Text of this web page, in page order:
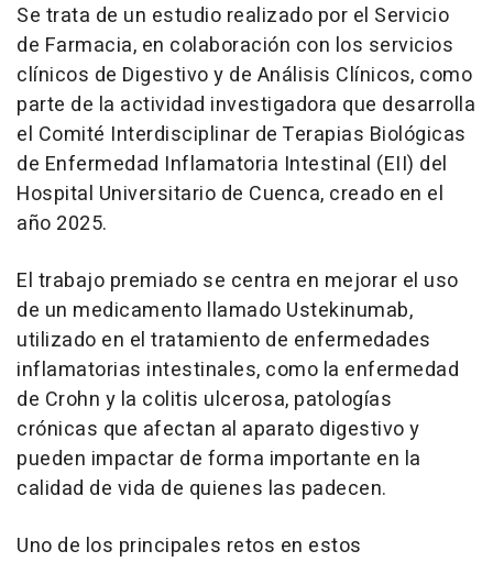
Se trata de un estudio realizado por el Servicio
de Farmacia, en colaboración con los servicios
clínicos de Digestivo y de Análisis Clínicos, como
parte de la actividad investigadora que desarrolla
el Comité Interdisciplinar de Terapias Biológicas
de Enfermedad Inflamatoria Intestinal (EII) del
Hospital Universitario de Cuenca, creado en el
año 2025.
El trabajo premiado se centra en mejorar el uso
de un medicamento llamado Ustekinumab,
utilizado en el tratamiento de enfermedades
inflamatorias intestinales, como la enfermedad
de Crohn y la colitis ulcerosa, patologías
crónicas que afectan al aparato digestivo y
pueden impactar de forma importante en la
calidad de vida de quienes las padecen.
Uno de los principales retos en estos